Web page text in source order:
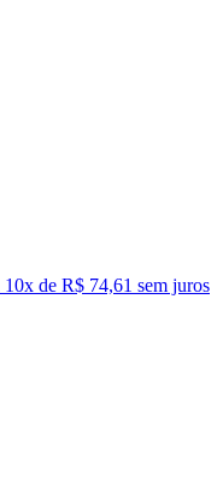
10x de R$ 74,61 sem juros